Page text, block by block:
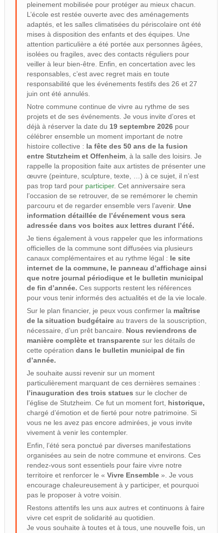
pleinement mobilisée pour protéger au mieux chacun.
L’école est restée ouverte avec des aménagements
adaptés, et les salles climatisées du périscolaire ont été
mises à disposition des enfants et des équipes. Une
attention particulière a été portée aux personnes âgées,
isolées ou fragiles, avec des contacts réguliers pour
veiller à leur bien-être. Enfin, en concertation avec les
responsables, c’est avec regret mais en toute
responsabilité que les événements festifs des 26 et 27
juin ont été annulés.
Notre commune continue de vivre au rythme de ses
projets et de ses événements. Je vous invite d’ores et
déjà à réserver la date du 19 septembre 2026pour
célébrer ensemble un moment important de notre
histoire collective : la fête des 50 ans de la fusion
entre Stutzheim et Offenheim, à la salle des loisirs. Je
rappelle la proposition faite aux artistes de présenter une
œuvre (peinture, sculpture, texte, …) à ce sujet, il n’est
pas trop tard pour participer. Cet anniversaire sera
l’occasion de se retrouver, de se remémorer le chemin
parcouru et de regarder ensemble vers l’avenir. Une
information détaillée de l’événement vous sera
adressée dans vos boites aux lettres durant l’été.
Je tiens également à vous rappeler que les informations
officielles de la commune sont diffusées via plusieurs
canaux complémentaires et au rythme légal : le site
internet de la commune, le panneau d’affichage ainsi
que notre journal périodique et le bulletin municipal
de fin d’année. Ces supports restent les références
pour vous tenir informés des actualités et de la vie locale.
Sur le plan financier, je peux vous confirmer la maîtrise
de la situation budgétaireau travers de la souscription,
nécessaire, d’un prêt bancaire. Nous reviendrons de
manière complète et transparentesur les détails de
cette opération dans le bulletin municipal de fin
d’année.
Je souhaite aussi revenir sur un moment
particulièrement marquant de ces dernières semaines :
l’inauguration des trois statues sur le clocher de
l’église de Stutzheim. Ce fut un moment fort, historique,
chargé d’émotion et de fierté pour notre patrimoine. Si
vous ne les avez pas encore admirées, je vous invite
vivement à venir les contempler.
Enfin, l’été sera ponctué par diverses manifestations
organisées au sein de notre commune et environs. Ces
rendez-vous sont essentiels pour faire vivre notre
territoire et renforcer le « Vivre Ensemble». Je vous
encourage chaleureusement à y participer, et pourquoi
pas le proposer à votre voisin.
Restons attentifs les uns aux autres et continuons à faire
vivre cet esprit de solidarité au quotidien.
Je vous souhaite à toutes et à tous, une nouvelle fois, un